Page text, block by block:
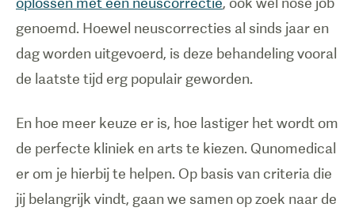
genoemd. Hoewel neuscorrecties al sinds jaar en
dag worden uitgevoerd, is deze behandeling vooral
de laatste tijd erg populair geworden.
En hoe meer keuze er is, hoe lastiger het wordt om
de perfecte kliniek en arts te kiezen. Qunomedical
er om je hierbij te helpen. Op basis van criteria die
jij belangrijk vindt, gaan we samen op zoek naar de